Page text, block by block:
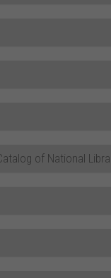
of National